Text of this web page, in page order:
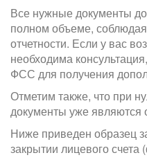
Все нужные документы
полном объеме,
отчетности. Если у вас
необходима
ФСС для получения
Отметим также, что при
документы уже являются
Ниже приведен образец
закрытии лицевого